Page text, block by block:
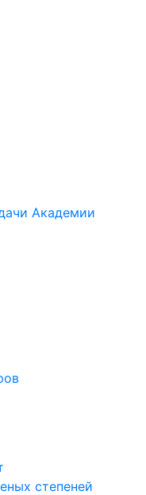
Академии
степеней